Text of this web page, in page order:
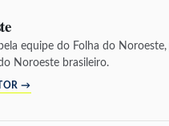
equipe do Folha do
Noroeste brasileiro.
→